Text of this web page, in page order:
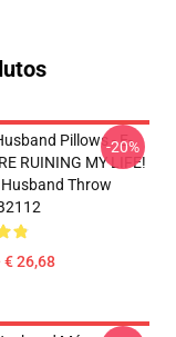
Pillows - E-
RUINING MY LIFE!
Throw
€ 26,68
-20%